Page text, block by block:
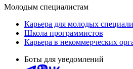
Молодым специалистам
Карьера для молодых
Школа программистов
Карьера в некоммерческих
Боты для уведомлений